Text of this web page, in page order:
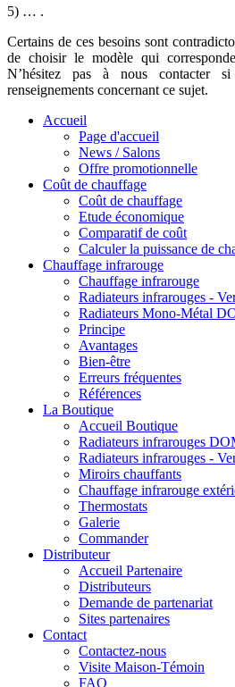
5) … .
Certains de ces besoins sont
de choisir le modèle qui
N’hésitez pas à nous contacter
renseignements concernant ce sujet.
Accueil
Page d'accueil
News / Salons
Offre promotionnelle
Coût de chauffage
Coût de chauffage
Etude économique
Comparatif de coût
Calculer la puissance de
Chauffage infrarouge
Chauffage infrarouge
Radiateurs infrarouges -
Radiateurs Mono-Métal
Principe
Avantages
Bien-être
Erreurs fréquentes
Références
La Boutique
Accueil Boutique
Radiateurs infrarouges
Radiateurs infrarouges -
Miroirs chauffants
Chauffage infrarouge
Thermostats
Galerie
Commander
Distributeur
Accueil Partenaire
Distributeurs
Demande de partenariat
Sites partenaires
Contact
Contactez-nous
Visite Maison-Témoin
FAQ